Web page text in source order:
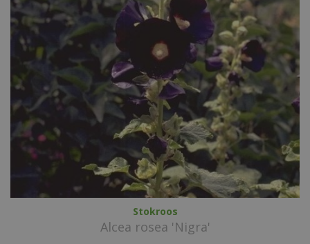
Stokroos
Alcea rosea 'Nigra'